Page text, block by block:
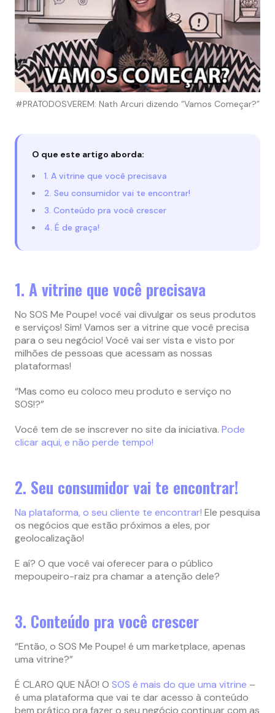
#PRATODOSVEREM: Nath Arcuri dizendo “Vamos Começar?”
O que este artigo aborda:
1. A vitrine que você precisava
2. Seu consumidor vai te encontrar!
3. Conteúdo pra você crescer
4. É de graça!
1. A vitrine que você precisava
No SOS Me Poupe! você vai divulgar os seus produtos
e serviços! Sim! Vamos ser a vitrine que você precisa
para o seu negócio! Você vai ser vista e visto por
milhões de pessoas que acessam as nossas
plataformas!
“Mas como eu coloco meu produto e serviço no
SOS!?”
Você tem de se inscrever no site da iniciativa. Pode
clicar aqui, e não perde tempo!
2. Seu consumidor vai te encontrar!
Na plataforma, o seu cliente te encontrar! Ele pesquisa
os negócios que estão próximos a eles, por
geolocalização!
E aí? O que você vai oferecer para o público
mepoupeiro-raiz pra chamar a atenção dele?
3. Conteúdo pra você crescer
“Então, o SOS Me Poupe! é um marketplace, apenas
uma vitrine?”
É CLARO QUE NÃO! O SOS é mais do que uma vitrine –
é uma plataforma que vai te dar acesso à conteúdo